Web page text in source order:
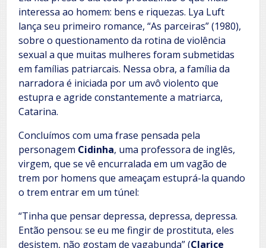
interessa ao homem: bens e riquezas. Lya Luft
lança seu primeiro romance, “As parceiras” (1980),
sobre o questionamento da rotina de violência
sexual a que muitas mulheres foram submetidas
em famílias patriarcais. Nessa obra, a família da
narradora é iniciada por um avô violento que
estupra e agride constantemente a matriarca,
Catarina.
Concluímos com uma frase pensada pela
personagem Cidinha, uma professora de inglês,
virgem, que se vê encurralada em um vagão de
trem por homens que ameaçam estuprá-la quando
o trem entrar em um túnel:
“Tinha que pensar depressa, depressa, depressa.
Então pensou: se eu me fingir de prostituta, eles
desistem, não gostam de vagabunda” (Clarice